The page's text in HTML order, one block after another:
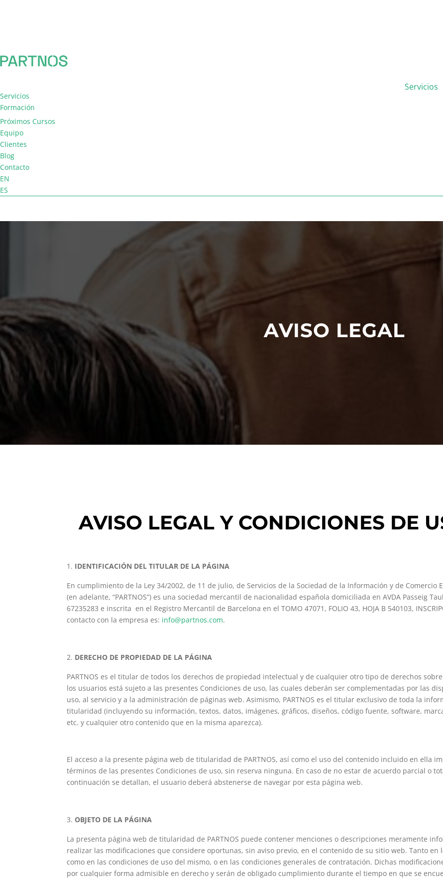
Servicios
Servicios
Formación
Consultoría
Facilitación
Coaching de equipo
Próximos Cursos
Equipo
Clientes
Blog
Contacto
EN
ES
AVISO LEGAL
AVISO LEGAL Y CONDICIONES DE
IDENTIFICACIÓN DEL TITULAR DE LA PÁGINA
En cumplimiento de la Ley 34/2002, de 11 de julio, de Servicios de la Sociedad de la Información y de Comercio
(en adelante, “PARTNOS”) es una sociedad mercantil de nacionalidad española domiciliada en AVDA Passeig
67235283 e inscrita en el Registro Mercantil de Barcelona en el TOMO 47071, FOLIO 43, HOJA B 540103,
contacto con la empresa es: info@partnos.com.
DERECHO DE PROPIEDAD DE LA PÁGINA
PARTNOS es el titular de todos los derechos de propiedad intelectual y de cualquier otro tipo de derechos
los usuarios está sujeto a las presentes Condiciones de uso, las cuales deberán ser complementadas por las
uso, al servicio y a la administración de páginas web. Asimismo, PARTNOS es el titular exclusivo de toda la
titularidad (incluyendo su información, textos, datos, imágenes, gráficos, diseños, código fuente, software,
etc. y cualquier otro contenido que en la misma aparezca).
El acceso a la presente página web de titularidad de PARTNOS, así como el uso del contenido incluido en ella
términos de las presentes Condiciones de uso, sin reserva ninguna. En caso de no estar de acuerdo parcial o
continuación se detallan, el usuario deberá abstenerse de navegar por esta página web.
OBJETO DE LA PÁGINA
La presenta página web de titularidad de PARTNOS puede contener menciones o descripciones meramente
realizar las modificaciones que considere oportunas, sin aviso previo, en el contenido de su sitio web. Tanto
como en las condiciones de uso del mismo, o en las condiciones generales de contratación. Dichas
por cualquier forma admisible en derecho y serán de obligado cumplimiento durante el tiempo en que se